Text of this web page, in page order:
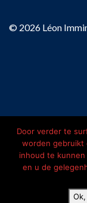
© 2026 Léon
Door verder te
worden gebruikt
inhoud te
en u de